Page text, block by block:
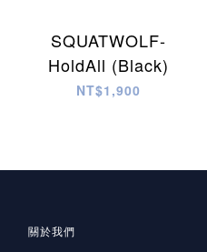
SQUATWOLF-
HoldAll (Black)
NT$1,900
關於我們